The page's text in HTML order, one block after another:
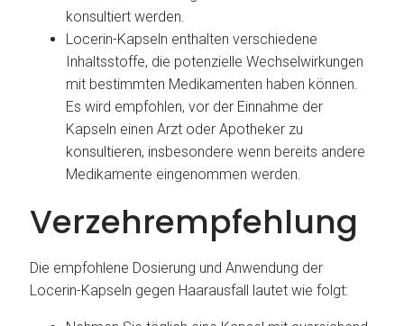
konsultiert werden.
Locerin-Kapseln enthalten verschiedene
Inhaltsstoffe, die potenzielle Wechselwirkungen
mit bestimmten Medikamenten haben können.
Es wird empfohlen, vor der Einnahme der
Kapseln einen Arzt oder Apotheker zu
konsultieren, insbesondere wenn bereits andere
Medikamente eingenommen werden.
Verzehrempfehlung
Die empfohlene Dosierung und Anwendung der
Locerin-Kapseln gegen Haarausfall lautet wie folgt: